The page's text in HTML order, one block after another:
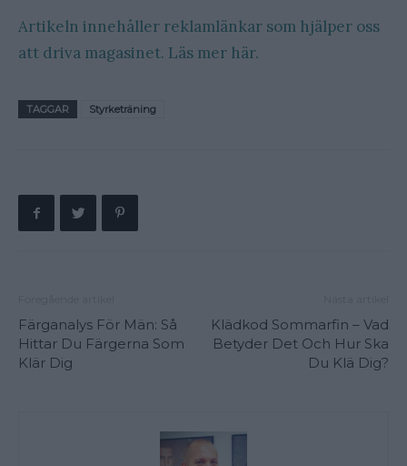
Artikeln innehåller reklamlänkar som hjälper oss
att driva magasinet. Läs mer här.
TAGGAR Styrketräning
Färganalys För Män: Så
Hittar Du Färgerna Som
Klär Dig
Klädkod Sommarfin – Vad
Betyder Det Och Hur Ska
Du Klä Dig?